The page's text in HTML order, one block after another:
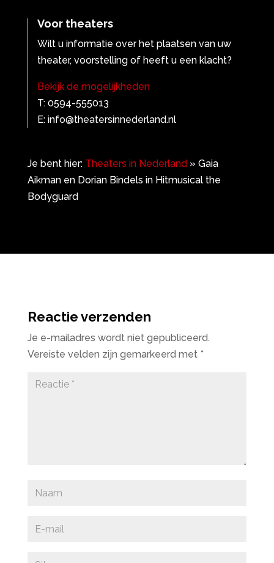
Voor theaters
Wilt u informatie over het plaatsen van uw
theater, voorstelling of heeft u een klacht?
Bekijk de mogelijkheden
T: 0594-555013
E: info@theatersinnederland.nl
Je bent hier: Theaters in Nederland » Gaia
Aikman en Dorian Bindels in Hitmusical the
Bodyguard
Reactie verzenden
Je e-mailadres wordt niet gepubliceerd.
Vereiste velden zijn gemarkeerd met *